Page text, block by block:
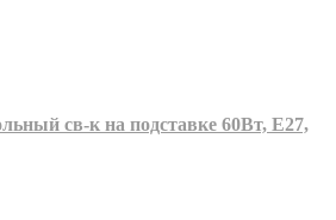
св-к на подставке 60Вт, Е27,